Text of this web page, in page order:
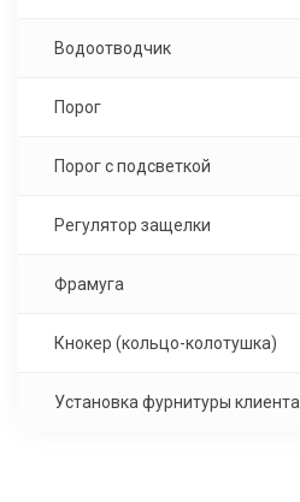
Водоотводчик
Порог
Порог с подсветкой
Регулятор защелки
Фрамуга
Кнокер (кольцо-колотушка)
Установка фурнитуры клиента